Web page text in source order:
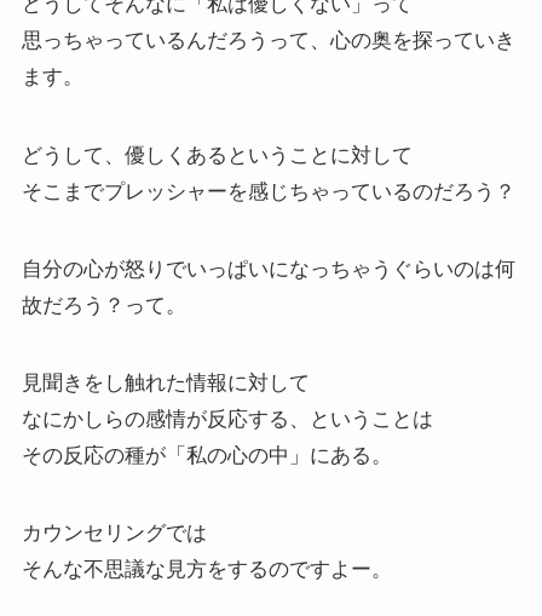
どうしてそんなに「私は優しくない」って
思っちゃっているんだろうって、心の奥を探っていき
ます。
どうして、優しくあるということに対して
そこまでプレッシャーを感じちゃっているのだろう？
自分の心が怒りでいっぱいになっちゃうぐらいのは何
故だろう？って。
見聞きをし触れた情報に対して
なにかしらの感情が反応する、ということは
その反応の種が「私の心の中」にある。
カウンセリングでは
そんな不思議な見方をするのですよー。